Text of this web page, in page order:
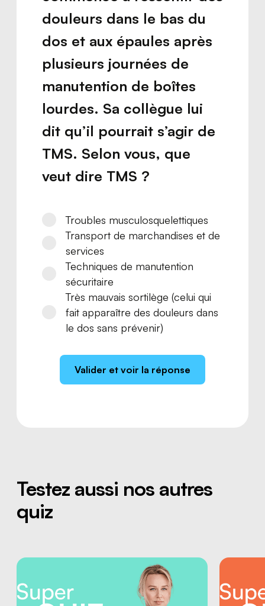
Nous joindre
douleurs dans le bas du
dos et aux épaules après
plusieurs journées de
manutention de boîtes
lourdes. Sa collègue lui
dit qu’il pourrait s’agir de
TMS. Selon vous, que
veut dire TMS ?
Troubles musculosquelettiques
Transport de marchandises et de
services
Techniques de manutention
sécuritaire
Très mauvais sortilège (celui qui
fait apparaître des douleurs dans
le dos sans prévenir)
Valider et voir la réponse
Testez aussi nos autres
quiz